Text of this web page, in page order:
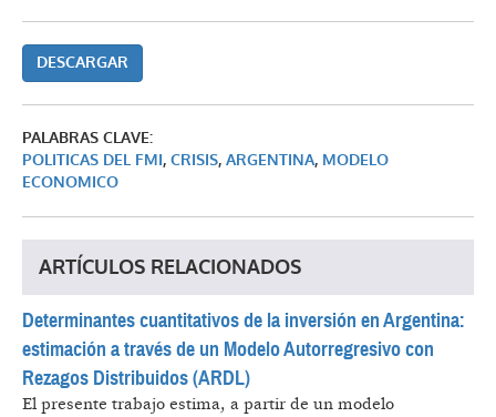
DESCARGAR
PALABRAS CLAVE:
POLITICAS DEL FMI, CRISIS, ARGENTINA, MODELO
ECONOMICO
ARTÍCULOS RELACIONADOS
Determinantes cuantitativos de la inversión en Argentina:
estimación a través de un Modelo Autorregresivo con
Rezagos Distribuidos (ARDL)
El presente trabajo estima, a partir de un modelo